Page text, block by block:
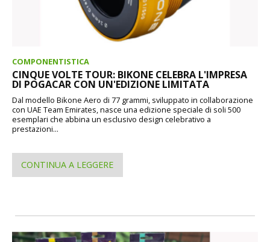
COMPONENTISTICA
CINQUE VOLTE TOUR: BIKONE CELEBRA L'IMPRESA
DI POGACAR CON UN'EDIZIONE LIMITATA
Dal modello Bikone Aero di 77 grammi, sviluppato in collaborazione
con UAE Team Emirates, nasce una edizione speciale di soli 500
esemplari che abbina un esclusivo design celebrativo a
prestazioni...
CONTINUA A LEGGERE